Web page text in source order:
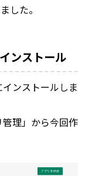
した。
ンストール
ンストールしま
理」から今回作